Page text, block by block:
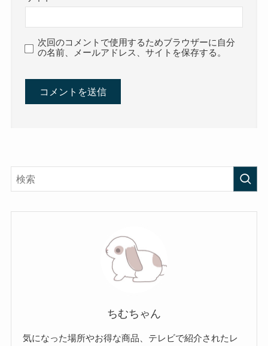
次回のコメントで使用するためブラウザーに自分
の名前、メールアドレス、サイトを保存する。
ちむちゃん
気になった場所やお得な商品、テレビで紹介されたレ